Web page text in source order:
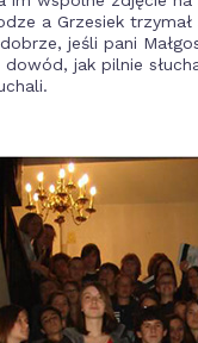
a Grzesiek
jeśli pani
jak pilnie